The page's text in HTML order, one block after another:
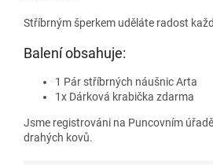
Stříbrným šperkem uděláte radost
Balení obsahuje:
1 Pár stříbrných náušnic Arta
1x Dárková krabička zdarma
Jsme registrováni na Puncovním
drahých kovů.